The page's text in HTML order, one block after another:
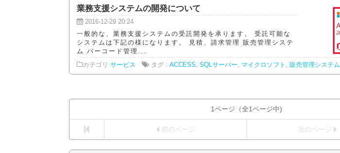
業務支援システムの開発について
2016-12-29 20:24
一般的な、業務支援システムの受託開発を承ります。 受託可能な
システムは下記の様になります。 見積、請求管理 販売管理システ
ム バーコード管理...
カテゴリ サービス タグ : ACCESS, SQLサーバー, マイクロソフト , 販売管理システム
1ページ（全1ページ中)
前のページ 次のページ